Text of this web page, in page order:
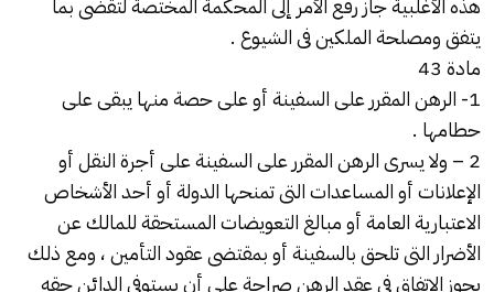
هذه الأغلبية جاز رفع الأمر إلى المحكمة المختصة لتقضى بما
يتفق ومصلحة الملكين فى الشيوع .
مادة 43
1- الرهن المقرر على السفينة أو على حصة منها يبقى على
حطامها .
2 – ولا يسرى الرهن المقرر على السفينة على أجرة النقل أو
الإعلانات أو المساعدات التى تمنحها الدولة أو أحد الأشخاص
الاعتبارية العامة أو مبالغ التعويضات المستحقة للمالك عن
الأضرار التى تلحق بالسفينة أو بمقتضى عقود التأمين ، ومع ذلك
يجوز الاتفاق فى عقد الرهن صراحة على أن يستوفى الدائن حقه